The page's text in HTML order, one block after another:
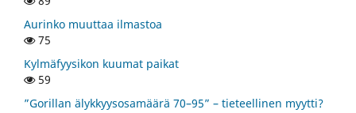
Aurinko muuttaa ilmastoa
75
Kylmäfyysikon kuumat paikat
59
”Gorillan älykkyysosamäärä 70–95” – tieteellinen myytti?